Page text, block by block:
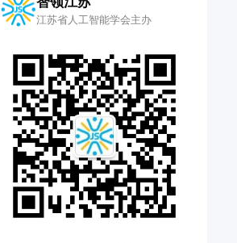
江苏省人工智能学会主办